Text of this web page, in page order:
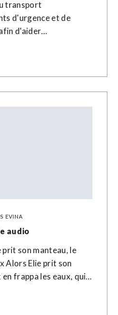
transport
d'urgence et de
d'aider…
EVINA
audio
prit son manteau, le
Alors Elie prit son
frappa les eaux, qui…